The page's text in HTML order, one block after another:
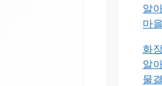
알
마을
화
알
물결